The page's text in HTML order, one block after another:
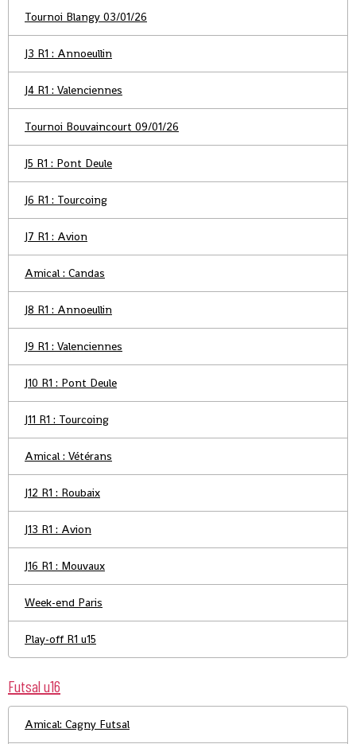
Tournoi Blangy 03/01/26
J3 R1 : Annoeullin
J4 R1 : Valenciennes
Tournoi Bouvaincourt 09/01/26
J5 R1 : Pont Deule
J6 R1 : Tourcoing
J7 R1 : Avion
Amical : Candas
J8 R1 : Annoeullin
J9 R1 : Valenciennes
J10 R1 : Pont Deule
J11 R1 : Tourcoing
Amical : Vétérans
J12 R1 : Roubaix
J13 R1 : Avion
J16 R1 : Mouvaux
Week-end Paris
Play-off R1 u15
Futsal u16
Amical: Cagny Futsal